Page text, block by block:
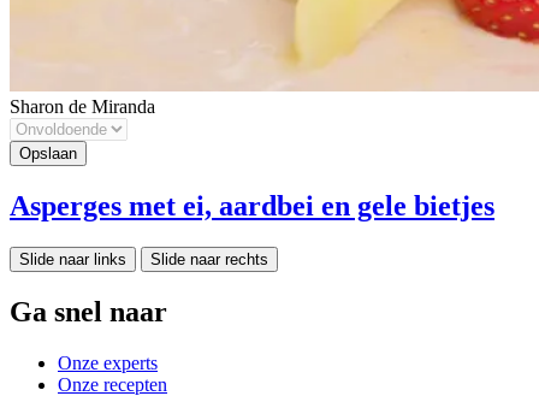
Sharon de Miranda
Asperges met ei, aardbei en gele bietjes
Slide naar links Slide naar rechts
Ga snel naar
Onze experts
Onze recepten